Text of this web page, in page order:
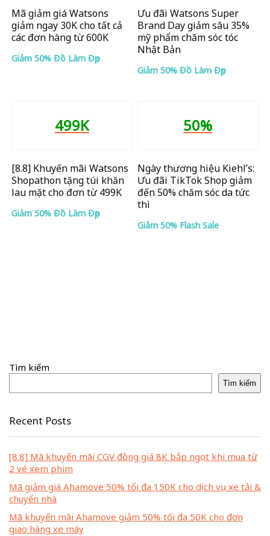
Mã giảm giá Watsons
giảm ngay 30K cho tất cả
các đơn hàng từ 600K
Giảm 50% Đồ Làm Đẹp
Ưu đãi Watsons Super
Brand Day giảm sâu 35%
mỹ phẩm chăm sóc tóc
Nhật Bản
Giảm 50% Đồ Làm Đẹp
499K
[8.8] Khuyến mãi Watsons
Shopathon tặng túi khăn
lau mặt cho đơn từ 499K
Giảm 50% Đồ Làm Đẹp
50%
Ngày thương hiệu Kiehl’s:
Ưu đãi TikTok Shop giảm
đến 50% chăm sóc da tức
thì
Giảm 50% Flash Sale
Tìm kiếm
Tìm kiếm
Recent Posts
[8.8] Mã khuyến mãi CGV đồng giá 8K bắp ngọt khi mua từ
2 vé xem phim
Mã giảm giá Ahamove 50% tối đa 150K cho dịch vụ xe tải &
chuyển nhà
Mã khuyến mãi Ahamove giảm 50% tối đa 50K cho đơn
giao hàng xe máy